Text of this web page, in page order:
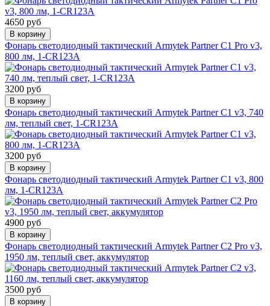
4650 руб
В корзину
Фонарь светодиодный тактический Armytek Partner C1 Pro v3,
800 лм, 1-CR123A
3200 руб
В корзину
Фонарь светодиодный тактический Armytek Partner C1 v3, 740
лм, теплый свет, 1-CR123A
3200 руб
В корзину
Фонарь светодиодный тактический Armytek Partner C1 v3, 800
лм, 1-CR123A
4900 руб
В корзину
Фонарь светодиодный тактический Armytek Partner C2 Pro v3,
1950 лм, теплый свет, аккумулятор
3500 руб
В корзину